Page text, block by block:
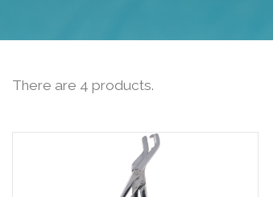
There are 4 products.